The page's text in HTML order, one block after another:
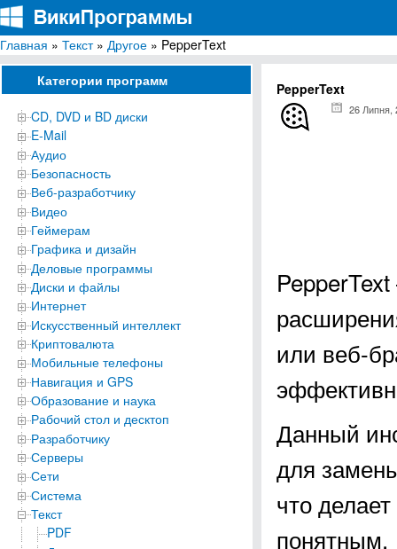
ВикиПрограммы
Энциклопедия бесплатных компьютерных программ для Windows
Главная » Текст» Другое » PepperText
Категории программ
CD, DVD и BD диски
E-Mail
Аудио
Безопасность
Веб-разработчику
Видео
Геймерам
Графика и дизайн
Деловые программы
Диски и файлы
Интернет
Искусственный интеллект
Криптовалюта
Мобильные телефоны
Навигация и GPS
Образование и наука
Рабочий стол и десктоп
Разработчику
Серверы
Сети
Система
Текст
PDF
PepperText
26 Липня,
или веб-
Данный
для
что
понятным.